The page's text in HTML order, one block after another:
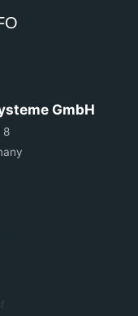
GmbH
8